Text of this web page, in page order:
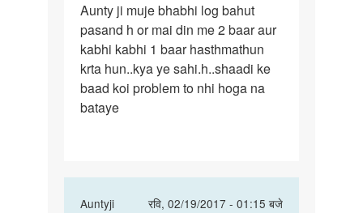
Aunty
ji
muje
bhabhi
log
Aunty ji muje bhabhi log bahut
pasand h or mai din me 2 baar aur
kabhi kabhi 1 baar hasthmathun
krta hun..kya ye sahi.h..shaadi ke
baad koi problem to nhi hoga na
bataye
Auntyji
रवि, 02/19/2017 - 01:15 बजे
In